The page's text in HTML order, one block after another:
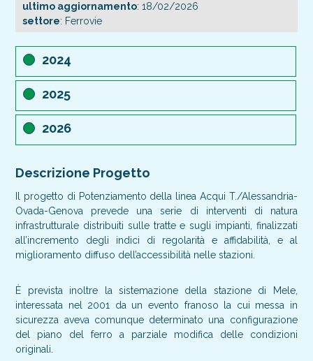
ultimo aggiornamento: 18/02/2026
settore: Ferrovie
2024
2025
2026
Descrizione Progetto
Il progetto di Potenziamento della linea Acqui T./Alessandria-
Ovada-Genova prevede una serie di interventi di natura
infrastrutturale distribuiti sulle tratte e sugli impianti, finalizzati
all’incremento degli indici di regolarità e affidabilità, e al
miglioramento diffuso dell’accessibilità nelle stazioni.
È prevista inoltre la sistemazione della stazione di Mele,
interessata nel 2001 da un evento franoso la cui messa in
sicurezza aveva comunque determinato una configurazione
del piano del ferro a parziale modifica delle condizioni
originali.